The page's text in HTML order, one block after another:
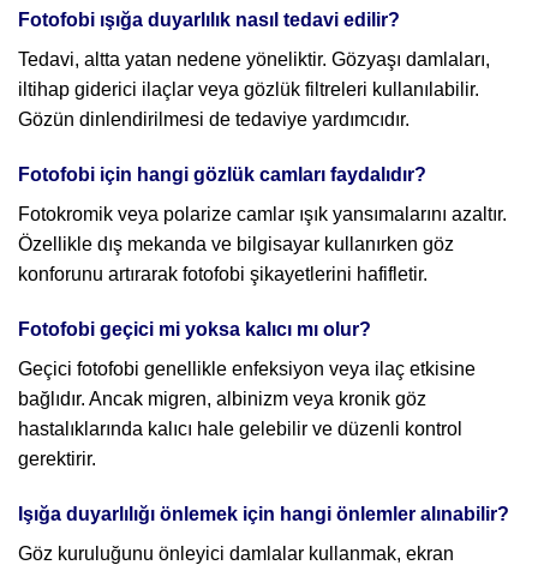
Fotofobi ışığa duyarlılık nasıl tedavi edilir?
Tedavi, altta yatan nedene yöneliktir. Gözyaşı damlaları,
iltihap giderici ilaçlar veya gözlük filtreleri kullanılabilir.
Gözün dinlendirilmesi de tedaviye yardımcıdır.
Fotofobi için hangi gözlük camları faydalıdır?
Fotokromik veya polarize camlar ışık yansımalarını azaltır.
Özellikle dış mekanda ve bilgisayar kullanırken göz
konforunu artırarak fotofobi şikayetlerini hafifletir.
Fotofobi geçici mi yoksa kalıcı mı olur?
Geçici fotofobi genellikle enfeksiyon veya ilaç etkisine
bağlıdır. Ancak migren, albinizm veya kronik göz
hastalıklarında kalıcı hale gelebilir ve düzenli kontrol
gerektirir.
Işığa duyarlılığı önlemek için hangi önlemler alınabilir?
Göz kuruluğunu önleyici damlalar kullanmak, ekran